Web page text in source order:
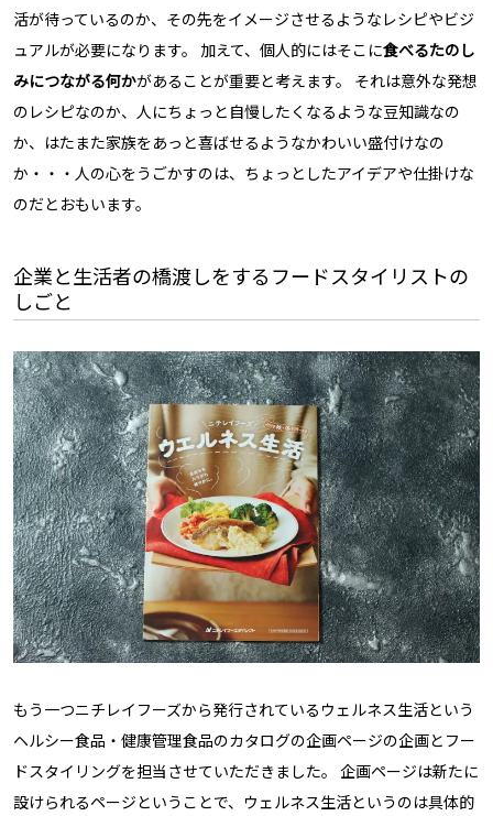
活が待っているのか、その先をイメージさせるようなレシピやビジ
ュアルが必要になります。 加えて、個人的にはそこに食べるたのし
みにつながる何かがあることが重要と考えます。 それは意外な発想
のレシピなのか、人にちょっと自慢したくなるような豆知識なの
か、はたまた家族をあっと喜ばせるようなかわいい盛付けなの
か・・・人の心をうごかすのは、ちょっとしたアイデアや仕掛けな
のだとおもいます。
企業と生活者の橋渡しをするフードスタイリストの
しごと
もう一つニチレイフーズから発行されているウェルネス生活という
ヘルシー食品・健康管理食品のカタログの企画ページの企画とフー
ドスタイリングを担当させていただきました。 企画ページは新たに
設けられるページということで、ウェルネス生活というのは具体的